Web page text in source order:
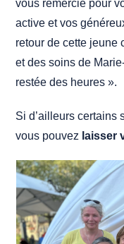
vous remercie pour
active et vos
retour de cette jeune
et des soins de
restée des heures ».
Si d’ailleurs certains
vous pouvez laisser